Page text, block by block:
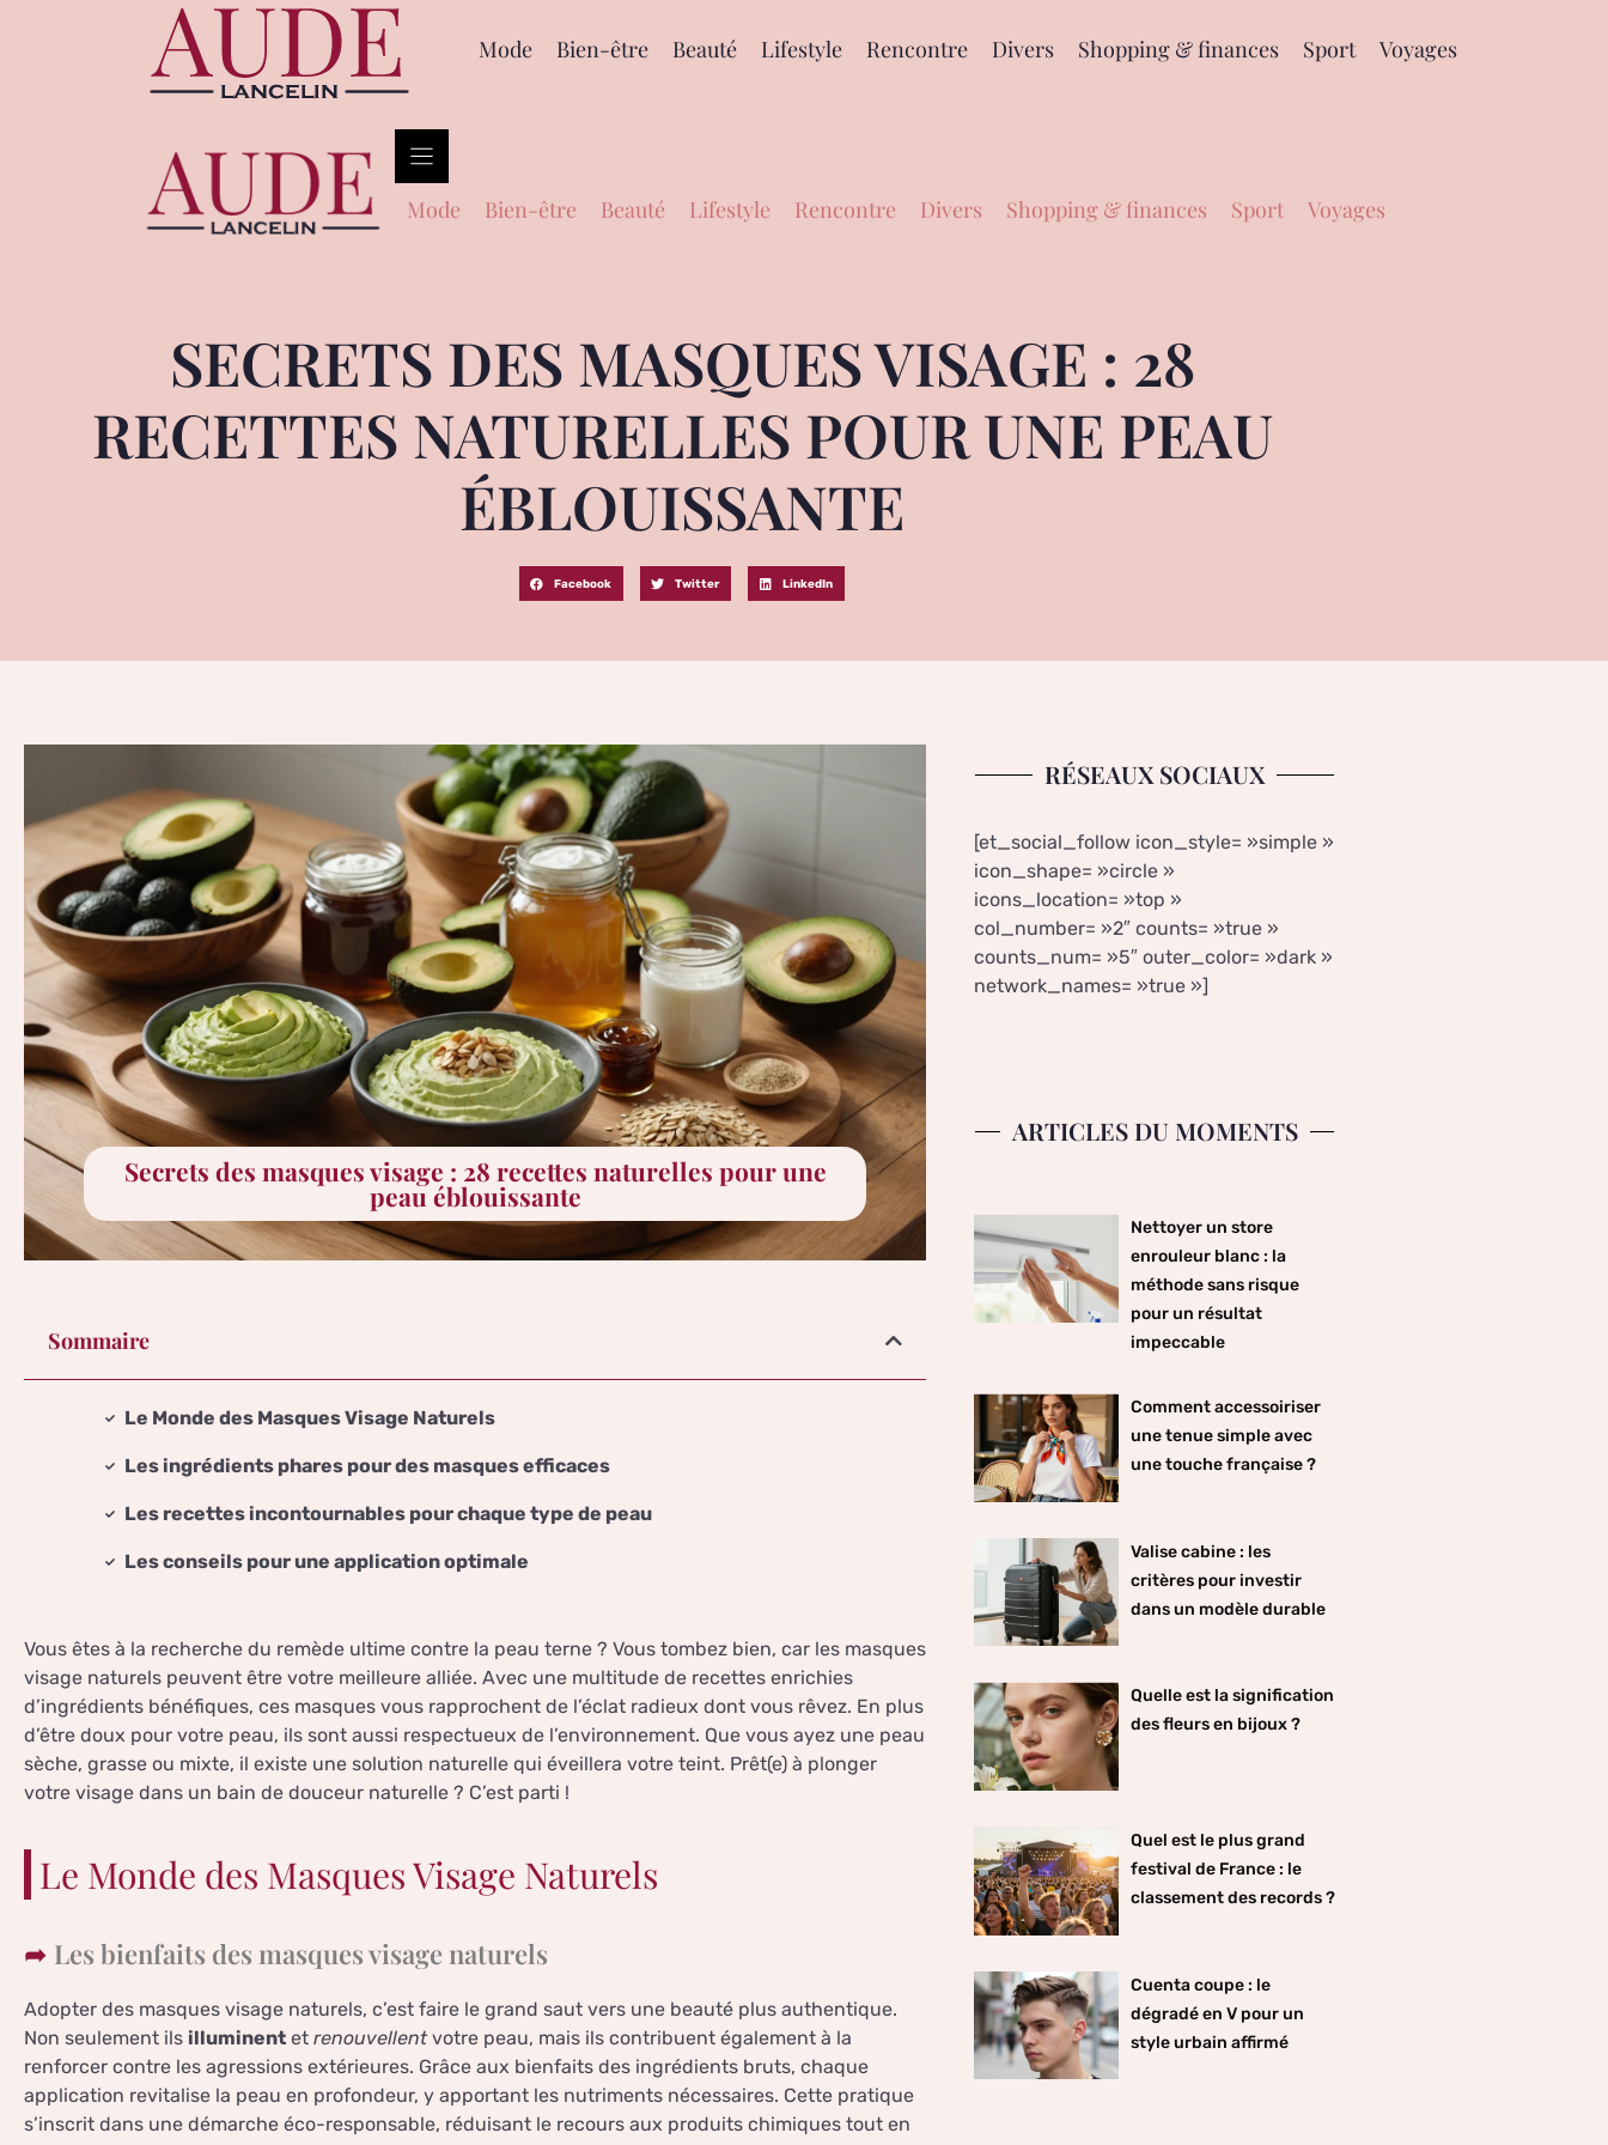
Mode Bien-être Beauté Lifestyle Rencontre Divers Shopping & finances Sport Voyages
Mode Bien-être Beauté Lifestyle Rencontre Divers Shopping & finances Sport Voyages
SECRETS DES MASQUES VISAGE : 28
RECETTES NATURELLES POUR UNE PEAU
ÉBLOUISSANTE
Facebook Twitter LinkedIn
Secrets des masques visage : 28 recettes naturelles pour une
peau éblouissante
Sommaire
Le Monde des Masques Visage Naturels
Les ingrédients phares pour des masques efficaces
Les recettes incontournables pour chaque type de peau
Les conseils pour une application optimale
Vous êtes à la recherche du remède ultime contre la peau terne ? Vous tombez bien, car les masques
visage naturels peuvent être votre meilleure alliée. Avec une multitude de recettes enrichies
d’ingrédients bénéfiques, ces masques vous rapprochent de l’éclat radieux dont vous rêvez. En plus
d’être doux pour votre peau, ils sont aussi respectueux de l’environnement. Que vous ayez une peau
sèche, grasse ou mixte, il existe une solution naturelle qui éveillera votre teint. Prêt(e) à plonger
votre visage dans un bain de douceur naturelle ? C’est parti !
Le Monde des Masques Visage Naturels
Les bienfaits des masques visage naturels
Adopter des masques visage naturels, c’est faire le grand saut vers une beauté plus authentique.
Non seulement ils illuminent et renouvellentvotre peau, mais ils contribuent également à la
renforcer contre les agressions extérieures. Grâce aux bienfaits des ingrédients bruts, chaque
application revitalise la peau en profondeur, y apportant les nutriments nécessaires. Cette pratique
s’inscrit dans une démarche éco-responsable, réduisant le recours aux produits chimiques tout en
RÉSEAUX SOCIAUX
[et_social_follow icon_style= »simple »
icon_shape= »circle »
icons_location= »top »
col_number= »2″ counts= »true »
counts_num= »5″ outer_color= »dark »
network_names= »true »]
ARTICLES DU MOMENTS
Nettoyer un store
enrouleur blanc : la
méthode sans risque
pour un résultat
impeccable
Comment accessoiriser
une tenue simple avec
une touche française ?
Valise cabine : les
critères pour investir
dans un modèle durable
Quelle est la signification
des fleurs en bijoux ?
Quel est le plus grand
festival de France : le
classement des records ?
Cuenta coupe : le
dégradé en V pour un
style urbain affirmé